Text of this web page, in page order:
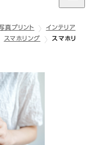
真プリント
インテリア
スマホリング
スマホリ